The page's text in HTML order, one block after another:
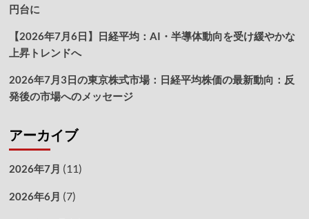
円台に
【2026年7月6日】日経平均：AI・半導体動向を受け緩やかな
上昇トレンドへ
2026年7月3日の東京株式市場：日経平均株価の最新動向：反
発後の市場へのメッセージ
アーカイブ
2026年7月 (11)
2026年6月 (7)